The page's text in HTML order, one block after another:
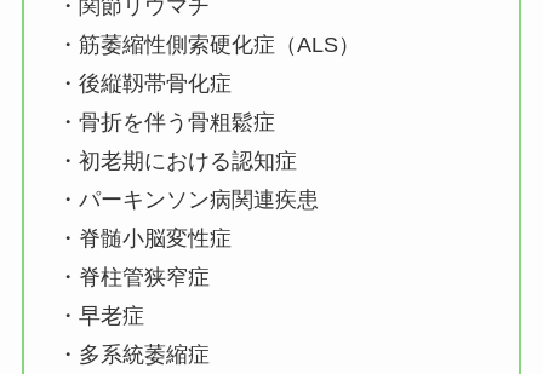
・関節リウマチ
・筋萎縮性側索硬化症（ALS）
・後縦靱帯骨化症
・骨折を伴う骨粗鬆症
・初老期における認知症
・パーキンソン病関連疾患
・脊髄小脳変性症
・脊柱管狭窄症
・早老症
・多系統萎縮症